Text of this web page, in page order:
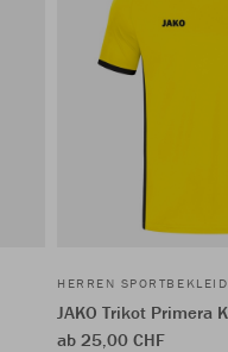
HERREN
JAKO Trikot Primera
ab 25,00 CHF